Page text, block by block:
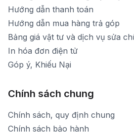
Hướng dẫn thanh toán
Hướng dẫn mua hàng trả góp
Bảng giá vật tư và dịch vụ sửa
In hóa đơn điện tử
Góp ý, Khiếu Nại
Chính sách chung
Chính sách, quy định chung
Chính sách bảo hành